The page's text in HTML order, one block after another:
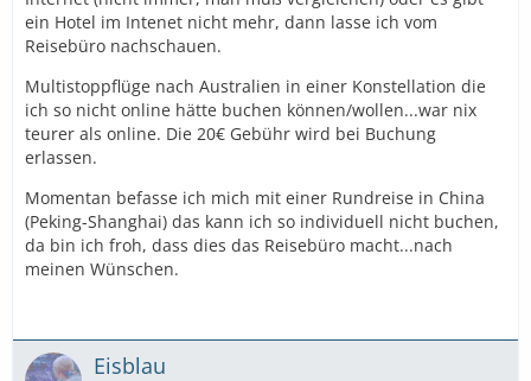
ein Hotel im Intenet nicht mehr, dann lasse ich vom
Reisebüro nachschauen.
Multistoppflüge nach Australien in einer Konstellation die
ich so nicht online hätte buchen können/wollen...war nix
teurer als online. Die 20€ Gebühr wird bei Buchung
erlassen.
Momentan befasse ich mich mit einer Rundreise in China
(Peking-Shanghai) das kann ich so individuell nicht buchen,
da bin ich froh, dass dies das Reisebüro macht...nach
meinen Wünschen.
Eisblau